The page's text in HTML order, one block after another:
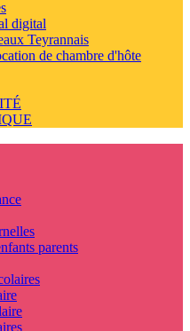
digital
Teyrannais
de chambre d'hôte
parents